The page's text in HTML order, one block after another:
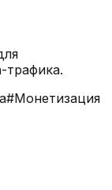
трафика.
#Монетизация